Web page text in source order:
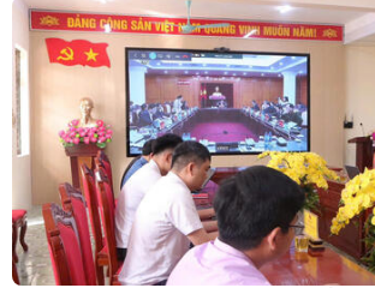
Sơn và làng đá Thạch Khuyên, xã Ba
Tuyên giáo và Dân vận Tỉnh ủy xem video giới